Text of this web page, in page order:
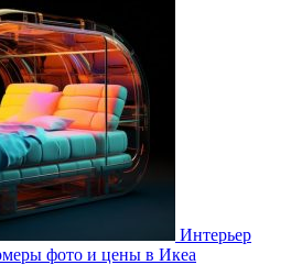
Интерьер
фото и цены в Икеа